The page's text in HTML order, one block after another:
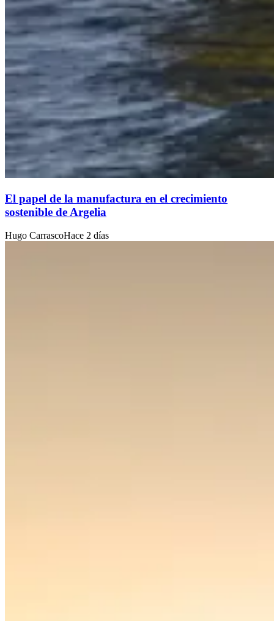
El papel de la manufactura en el crecimiento
sostenible de Argelia
Hugo CarrascoHace 2 días